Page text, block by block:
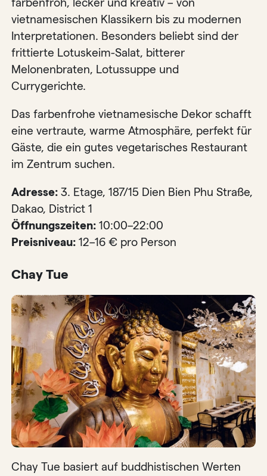
farbenfroh, lecker und kreativ – von
vietnamesischen Klassikern bis zu modernen
Interpretationen. Besonders beliebt sind der
frittierte Lotuskeim-Salat, bitterer
Melonenbraten, Lotussuppe und
Currygerichte.
Das farbenfrohe vietnamesische Dekor schafft
eine vertraute, warme Atmosphäre, perfekt für
Gäste, die ein gutes vegetarisches Restaurant
im Zentrum suchen.
Adresse: 3. Etage, 187/15 Dien Bien Phu Straße,
Dakao, District 1
Öffnungszeiten: 10:00–22:00
Preisniveau: 12–16 € pro Person
Chay Tue
Chay Tue basiert auf buddhistischen Werten